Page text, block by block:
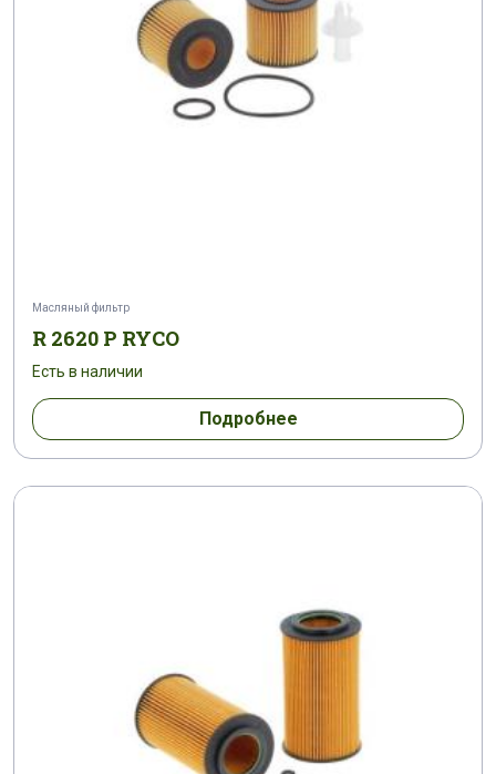
Масляный фильтр
R 2620 P RYCO
Есть в наличии
Подробнее